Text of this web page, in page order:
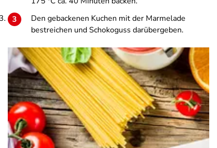
Den gebackenen Kuchen mit der Marmelade
bestreichen und Schokoguss darübergeben.